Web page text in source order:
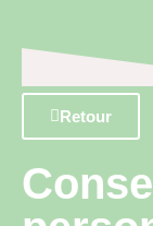
Retour